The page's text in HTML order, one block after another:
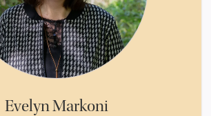
Evelyn Markoni